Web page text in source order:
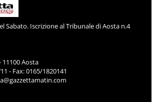
Sabato. Iscrizione al Tribunale di Aosta n.4
11100 Aosta
- Fax: 0165/1820141